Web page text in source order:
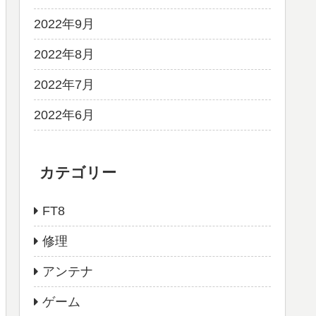
2022年9月
2022年8月
2022年7月
2022年6月
カテゴリー
FT8
修理
アンテナ
ゲーム